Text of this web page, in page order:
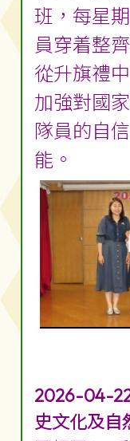
班，每星
員穿着整
從升旗禮
加強對國
隊員的自
能。
2026-04-
史文化及自